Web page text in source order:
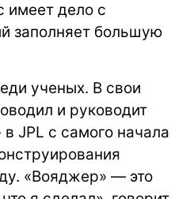
имеет дело с
заполняет большую
ученых. В свои
и руководит
JPL с самого начала
«Вояджер» — это